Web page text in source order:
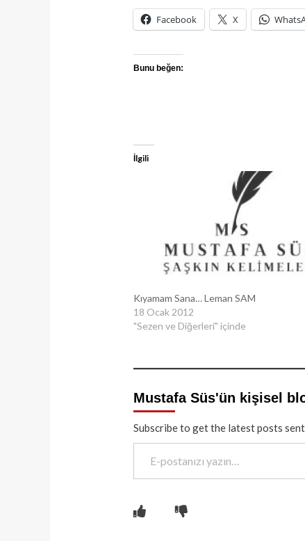
Facebook X
Bunu beğen:
İlgili
Kıyamam Sana… Leman SAM
18 Ocak 2012
"Sezen ve Diğerleri" içinde
Mustafa Süs'ün kişisel
Subscribe to get the latest posts
E-postanızı yazın…